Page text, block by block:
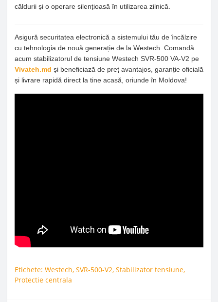
căldurii și o operare silențioasă în utilizarea zilnică.
Asigură securitatea electronică a sistemului tău de încălzire
cu tehnologia de nouă generație de la Westech. Comandă
acum stabilizatorul de tensiune Westech SVR-500 VA-V2 pe
Vivateh.md și beneficiază de preț avantajos, garanție oficială
și livrare rapidă direct la tine acasă, oriunde în Moldova!
Etichete: Westech, SVR-500-V2, Stabilizator tensiune,
Protectie centrala